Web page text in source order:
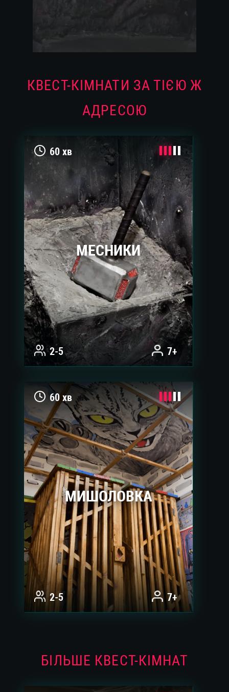
КВЕСТ-КІМНАТИ ЗА ТІЄЮ Ж
АДРЕСОЮ
60 хв
2-5 7+
МЕСНИКИ
60 хв
2-5 7+
МИШОЛОВКА
БІЛЬШЕ КВЕСТ-КІМНАТ